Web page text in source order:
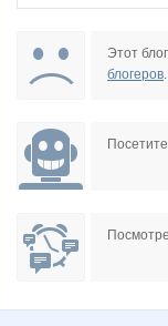
Этот
блогеров.